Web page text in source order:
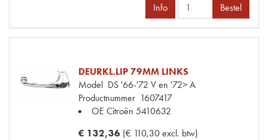
Info Bestel
DEURKL.LIP 79MM LINKS
Model DS '66-'72 V en '72> A
Productnummer 1607417
OE Citroën 5410632
€ 132,36 (€ 110,30 excl. btw)